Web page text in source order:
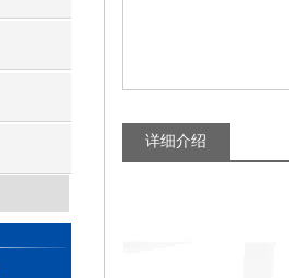
详细介绍